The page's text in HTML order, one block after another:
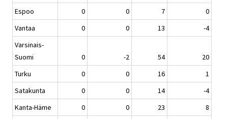
Espoo
0 0 7
0
Vantaa
0 0 13
-4
Varsinais-
Suomi
0 -2 54
20
Turku
0 0 16
1
Satakunta
0 0 14
-4
Kanta-Häme
0 0 23
8